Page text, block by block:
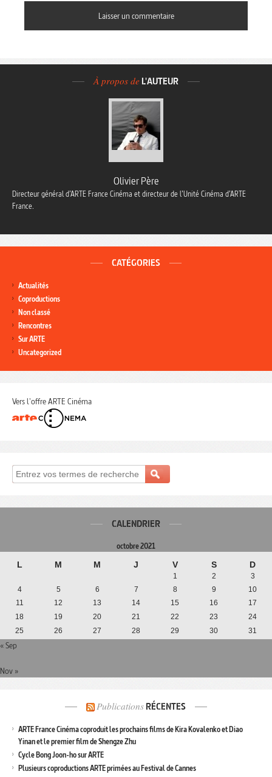
À propos de L'AUTEUR
Olivier Père
Directeur général d’ARTE France Cinéma et directeur de l’Unité Cinéma d’ARTE
France.
CATÉGORIES
Actualités
Coproductions
Non classé
Rencontres
Sur ARTE
Uncategorized
Vers l'offre ARTE Cinéma
CALENDRIER
octobre 2021
L M M J V S D
1 2
3
4
5 6 7 8 9
10
11
12 13 14 15 16
17
18
19 20 21 22 23
24
25
26 27 28 29 30 31
« Sep
Nov »
Publications RÉCENTES
ARTE France Cinéma coproduit les prochains films de Kira Kovalenko et Diao
Yinan et le premier film de Shengze Zhu
Cycle Bong Joon-ho sur ARTE
Plusieurs coproductions ARTE primées au Festival de Cannes